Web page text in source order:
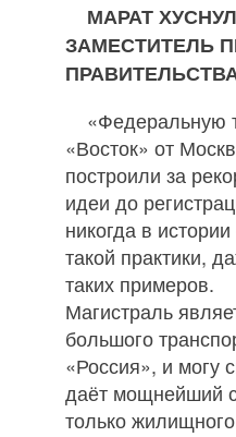
МАРАТ
ЗАМЕСТИТЕЛЬ
«Федеральную
«Восток» от
построили за
идеи до
никогда в
такой практики,
таких примеров.
Магистраль
большого
«Россия», и могу
даёт мощнейший
только